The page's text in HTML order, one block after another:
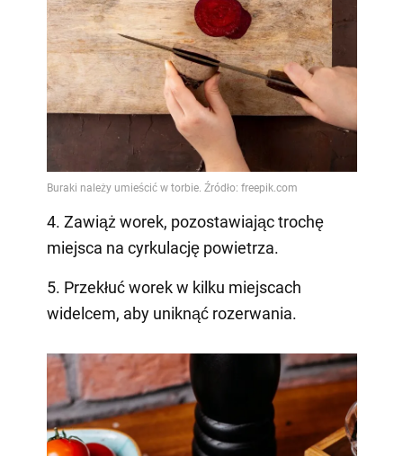
4. Zawiąż worek, pozostawiając trochę
miejsca na cyrkulację powietrza.
5. Przekłuć worek w kilku miejscach
widelcem, aby uniknąć rozerwania.